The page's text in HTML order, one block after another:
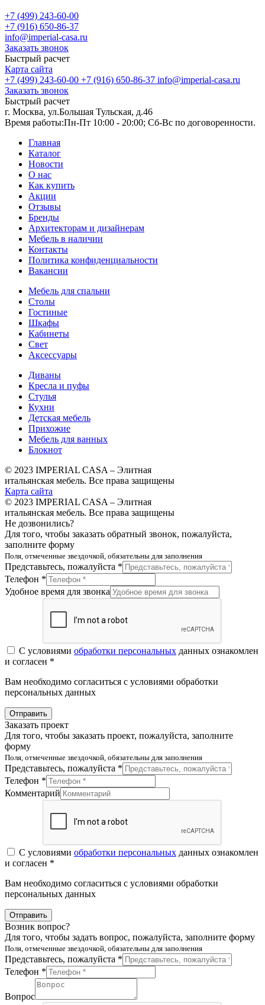
+7 (499) 243-60-00
+7 (916) 650-86-37
info@imperial-casa.ru
Заказать звонок
Быстрый расчет
Карта сайта
+7 (499) 243-60-00 +7 (916) 650-86-37 info@imperial-casa.ru
Заказать звонок
Быстрый расчет
г. Москва, ул.Большая Тульская, д.46
Время работы:Пн-Пт 10:00 - 20:00; Сб-Вс по договоренности.
Главная
Каталог
Новости
О нас
Как купить
Акции
Отзывы
Бренды
Архитекторам и дизайнерам
Мебель в наличии
Контакты
Политика конфиденциальности
Вакансии
Мебель для спальни
Столы
Гостиные
Шкафы
Кабинеты
Свет
Аксессуары
Диваны
Кресла и пуфы
Стулья
Кухни
Детская мебель
Прихожие
Мебель для ванных
Блокнот
© 2023 IMPERIAL CASA – Элитная
итальянская мебель. Все права защищены
Карта сайта
© 2023 IMPERIAL CASA – Элитная
итальянская мебель. Все права защищены
Не дозвонились?
Для того, чтобы заказать обратный звонок, пожалуйста,
заполните форму
Поля, отмеченные звездочкой, обязательны для заполнения
Представьтесь, пожалуйста *
Телефон *
Удобное время для звонка
С условиями обработки персональных данных ознакомлен
и согласен *
Вам необходимо согласиться с условиями обработки
персональных данных
Отправить
Заказать проект
Для того, чтобы заказать проект, пожалуйста, заполните
форму
Поля, отмеченные звездочкой, обязательны для заполнения
Представьтесь, пожалуйста *
Телефон *
Комментарий
С условиями обработки персональных данных ознакомлен
и согласен *
Вам необходимо согласиться с условиями обработки
персональных данных
Отправить
Возник вопрос?
Для того, чтобы задать вопрос, пожалуйста, заполните форму
Поля, отмеченные звездочкой, обязательны для заполнения
Представьтесь, пожалуйста *
Телефон *
Вопрос